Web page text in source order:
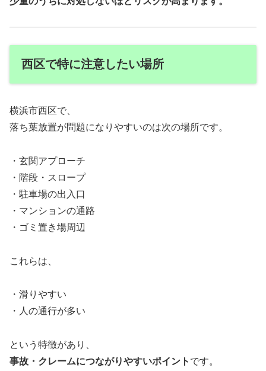
西区で特に注意したい場所
横浜市西区で、
落ち葉放置が問題になりやすいのは次の場所です。
・玄関アプローチ
・階段・スロープ
・駐車場の出入口
・マンションの通路
・ゴミ置き場周辺
これらは、
・滑りやすい
・人の通行が多い
という特徴があり、
事故・クレームにつながりやすいポイント です。